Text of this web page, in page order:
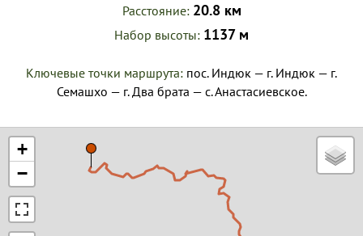
Расстояние 20.8 км
Набор высоты 1137 м
Ключевые точки маршрута: пос. Индюк — г. Индюк — г.
Семашхо — г. Два брата — с. Анастасиевское.
+
−